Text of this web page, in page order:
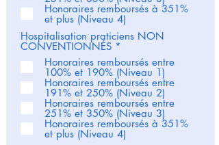
i
r
e
Honoraires remboursés à 351%
et plus (Niveau 4)
Hospitalisation praticiens NON
CONVENTIONNÉS *
l
i
g
a
t
o
i
r
Honoraires remboursés entre
100% et 190% (Niveau 1)
Honoraires remboursés entre
191% et 250% (Niveau 2)
Honoraires remboursés entre
251% et 350% (Niveau 3)
Honoraires remboursés à 351%
et plus (Niveau 4)